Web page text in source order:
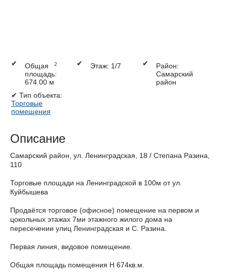
✔
Общая
площадь:
674.00 м
2 ✔ Этаж: 1/7 ✔
Район:
Самарский
район
✔ Тип объекта:
Торговые
помещения
Описание
Самарский район, ул. Ленинградская, 18 / Степана Разина,
110
Торговые площади на Ленинградской в 100м от ул.
Куйбышева
Продаётся торговое (офисное) помещение на первом и
цокольных этажах 7ми этажного жилого дома на
пересечении улиц Ленинградская и С. Разина.
Первая линия, видовое помещение.
Общая площадь помещения Н 674кв.м.